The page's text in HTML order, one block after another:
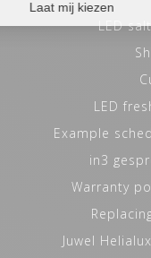
LED
LED
Example
in3
Warranty
Juwel